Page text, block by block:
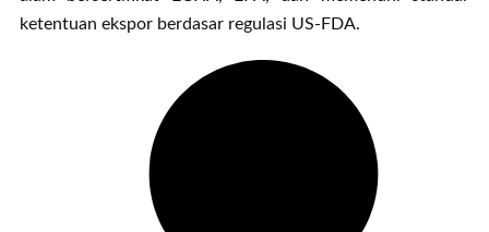
ketentuan ekspor berdasar regulasi US-FDA.